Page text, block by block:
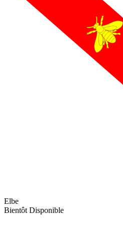
Elbe
Bientôt Disponible